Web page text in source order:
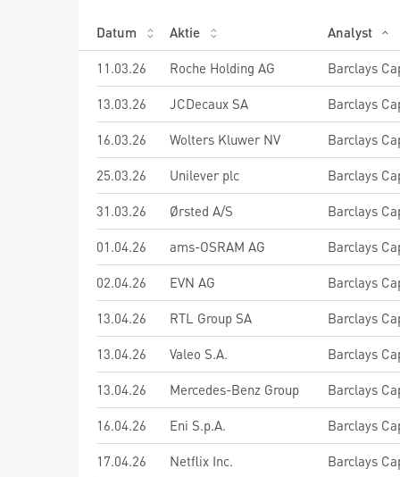
Datum Aktie
Analyst
11.03.26
Roche Holding AG
Barclays
13.03.26
JCDecaux SA
Barclays
16.03.26
Wolters Kluwer NV
Barclays
25.03.26
Unilever plc
Barclays
31.03.26
Ørsted A/S
Barclays
01.04.26
ams-OSRAM AG
Barclays
02.04.26
EVN AG
Barclays
13.04.26
RTL Group SA
Barclays
13.04.26
Valeo S.A.
Barclays
13.04.26
Mercedes-Benz Group
Barclays
16.04.26
Eni S.p.A.
Barclays
17.04.26
Netflix Inc.
Barclays